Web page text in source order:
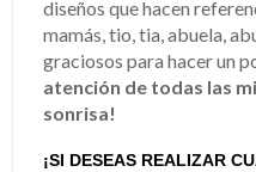
diseños que hacen
mamás, tio, tia, abuela,
graciosos para hacer un
atención de todas las
sonrisa!
¡SI DESEAS REALIZAR